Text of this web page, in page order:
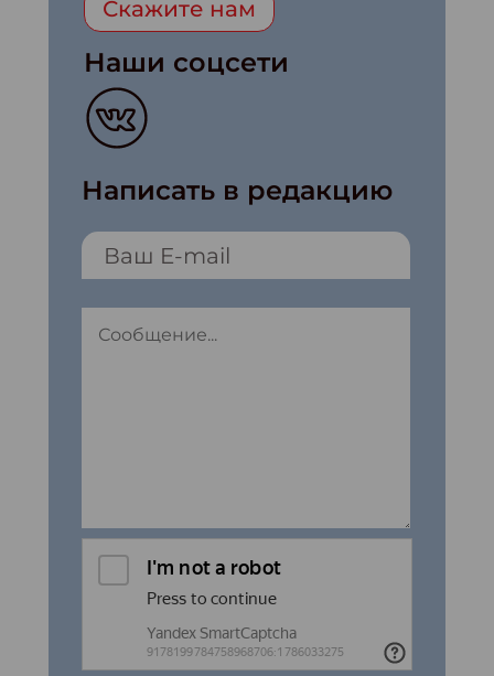
Скажите нам
Наши соцсети
Написать в редакцию